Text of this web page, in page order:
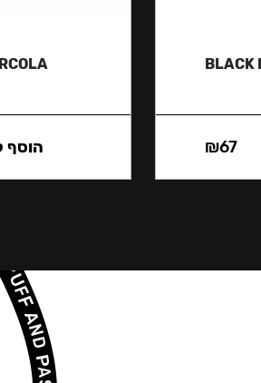
BLACK
₪67 הוסף